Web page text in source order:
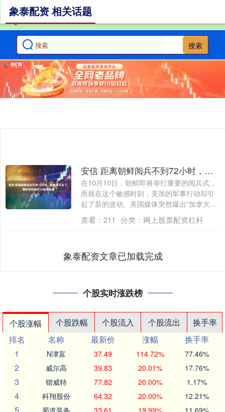
搜索
象泰配资 相关话题
安信 距离朝鲜阅兵不到72小时，美媒等不及了，爆料军机遭歼16挂弹驱离
在10月10日，朝鲜即将举行重要的阅兵式，
而就在这个敏感时刻，美加的军事行动却引
起了新的波动。美国媒体突然爆出“加拿大
侦....
查看： 211 分类： 网上股票配资杠杆
象泰配资文章已加载完成
个股实时涨跌榜
个股涨幅 个股跌幅 个股流入 个股流出
换手率
排名
名称 最新价 涨幅
换手率
1
N津富 37.49 114.72% 77.46%
2 威尔高 39.83 20.01% 17.76%
3 锴威特 77.82 20.00% 1.17%
4 科翔股份 64.32 20.00% 12.21%